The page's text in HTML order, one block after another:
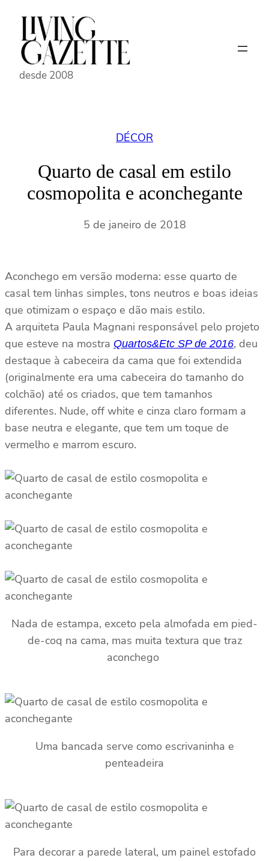
Pular
conteúdo
desde 2008
DÉCOR
Quarto de casal em estilo
cosmopolita e aconchegante
5 de janeiro de 2018
Aconchego em versão moderna: esse quarto de
casal tem linhas simples, tons neutros e boas ideias
que otimizam o espaço e dão mais estilo.
A arquiteta Paula Magnani responsável pelo projeto
que esteve na mostra Quartos&Etc SP de 2016, deu
destaque à cabeceira da cama que foi extendida
(originalmente era uma cabeceira do tamanho do
colchão) até os criados, que tem tamanhos
diferentes. Nude, off white e cinza claro formam a
base neutra e elegante, que tem um toque de
vermelho e marrom escuro.
Nada de estampa, exceto pela almofada em pied-
de-coq na cama, mas muita textura que traz
aconchego
Uma bancada serve como escrivaninha e
penteadeira
Para decorar a parede lateral, um painel estofado